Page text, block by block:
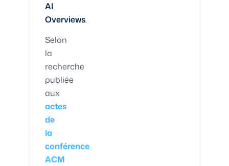
AI
Overviews.
Selon
la
recherche
publiée
aux
actes
de
la
conférence
ACM